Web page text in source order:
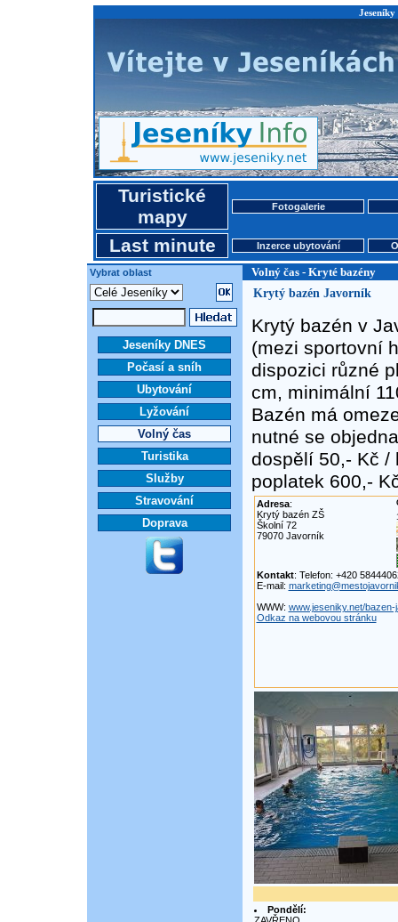
Turistické
mapy
Fotogalerie
Last minute Inzerce ubytování
Vybrat oblast Volný čas - Kryté bazény
Jeseníky DNES
Počasí a sníh
Ubytování
Lyžování
Volný čas
Turistika
Služby
Stravování
Doprava
Krytý bazén Javorník
Krytý bazén v
(mezi sportovní
dispozici různé
cm, minimální
Bazén má
nutné se
dospělí 50,- Kč /
poplatek 600,-
Adresa:
Krytý bazén ZŠ
Školní 72
79070 Javorník
Kontakt: Telefon: +420
E-mail:
WWW: www.jeseniky.net/bazen-
Odkaz na webovou stránku
Pondělí: